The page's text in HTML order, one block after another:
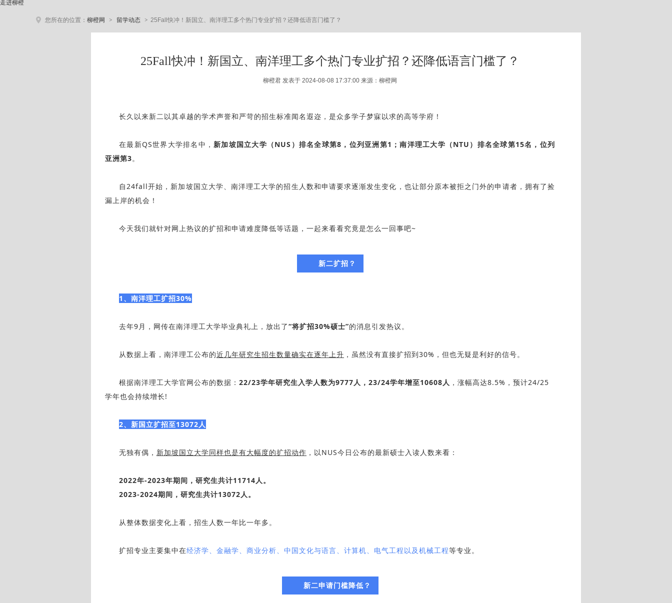
走进柳橙
您所在的位置： 柳橙网 > 留学动态 > 25Fall快冲！新国立、南洋理工多个热门专业扩招？还降低语言门槛了？
25Fall快冲！新国立、南洋理工多个热门专业扩招？还降低语言门槛了？
柳橙君 发表于 2024-08-08 17:37:00 来源：柳橙网
长久以来新二以其卓越的学术声誉和严苛的招生标准闻名遐迩，是众多学子梦寐以求的高等学府！
在最新QS世界大学排名中，新加坡国立大学（NUS）排名全球第8，位列亚洲第1；南洋理工大学（NTU）排名全球第15名，位列
亚洲第3。
自24fall开始，新加坡国立大学、南洋理工大学的招生人数和申请要求逐渐发生变化，也让部分原本被拒之门外的申请者，拥有了捡
漏上岸的机会！
今天我们就针对网上热议的扩招和申请难度降低等话题，一起来看看究竟是怎么一回事吧~
新二扩招？
1、南洋理工扩招30%
去年9月，网传在南洋理工大学毕业典礼上，放出了“将扩招30%硕士”的消息引发热议。
从数据上看，南洋理工公布的近几年研究生招生数量确实在逐年上升 ，虽然没有直接扩招到30%，但也无疑是利好的信号。
根据南洋理工大学官网公布的数据： 22/23学年研究生入学人数为9777人，23/24学年增至10608人 ，涨幅高达8.5%，预计24/25
学年也会持续增长!
2、新国立扩招至13072人
无独有偶， 新加坡国立大学同样也是有大幅度的扩招动作 ，以NUS今日公布的最新硕士入读人数来看：
2022年-2023年期间，研究生共计11714人。
2023-2024期间，研究生共计13072人。
从整体数据变化上看，招生人数一年比一年多。
扩招专业主要集中在经济学、金融学、商业分析、中国文化与语言、计算机、电气工程以及机械工程等专业。
新二申请门槛降低？